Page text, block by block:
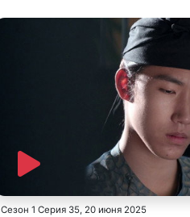
Сезон 1 Серия 35, 20 июня 2025